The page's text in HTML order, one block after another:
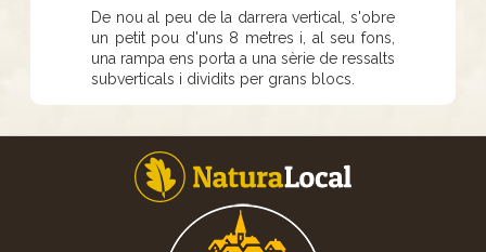
De nou al peu de la darrera vertical, s'obre
un petit pou d'uns 8 metres i, al seu fons,
una rampa ens porta a una sèrie de ressalts
subverticals i dividits per grans blocs.